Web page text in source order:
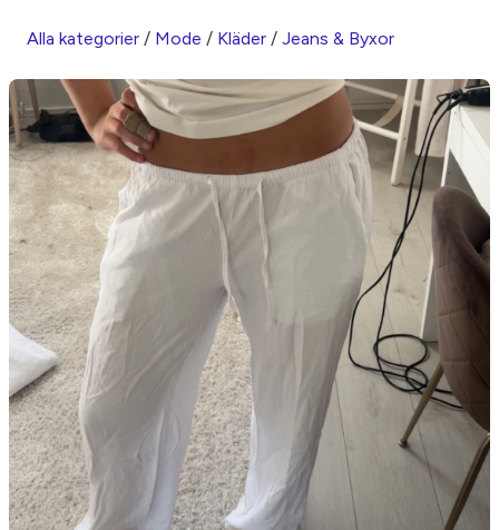
Alla kategorier / Mode / Kläder / Jeans & Byxor